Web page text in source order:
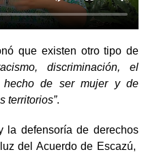
que existen otro tipo de
discriminación, el
hecho de ser mujer y de
territorios”.
la defensoría de derechos
del Acuerdo de Escazú,